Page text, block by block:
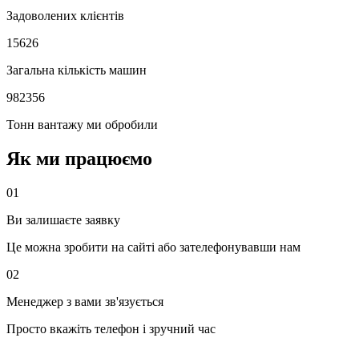
Задоволених клієнтів
15626
Загальна кількість машин
982356
Тонн вантажу ми обробили
Як ми працюємо
01
Ви залишаєте заявку
Це можна зробити на сайті або зателефонувавши нам
02
Менеджер з вами зв'язується
Просто вкажіть телефон і зручний час